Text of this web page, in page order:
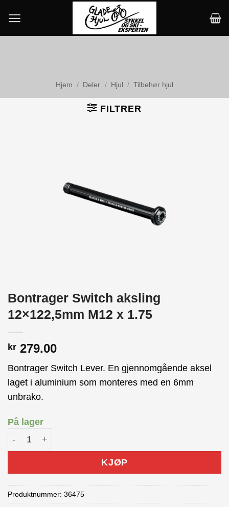
content
Hjem / Deler / Hjul / Tilbehør hjul
FILTRER
Bontrager Switch aksling
12×122,5mm M12 x 1.75
kr 279.00
Bontrager Switch Lever. En gjennomgående aksel
laget i aluminium som monteres med en 6mm
unbrako.
På lager
KJØP
Produktnummer: 36475